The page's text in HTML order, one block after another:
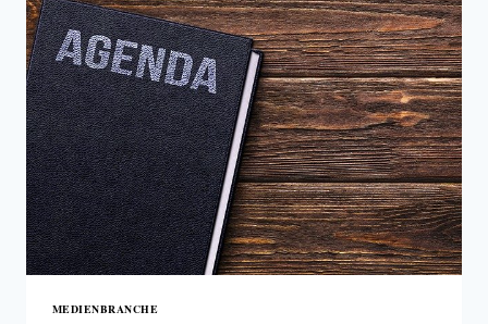
MEDIENBRANCHE